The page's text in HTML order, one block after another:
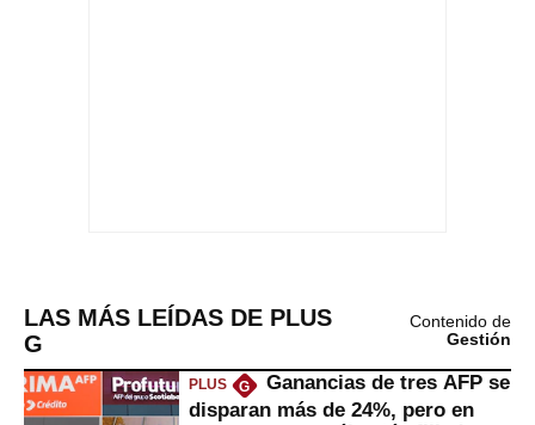
LAS MÁS LEÍDAS DE PLUS
G
Contenido de
Gestión
PLUS G
Ganancias de tres AFP se
disparan más de 24%, pero en